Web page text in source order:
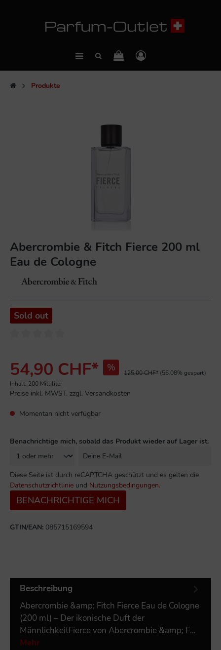
Produkte
Abercrombie & Fitch Fierce 200 ml
Eau de Cologne
Sold out
54,90 CHF* % 125,00 CHF* (56.08% gespart)
Inhalt: 200 Milliliter
Preise inkl. MWST. zzgl. Versandkosten
Momentan nicht verfügbar
Benachrichtige mich, sobald das Produkt wieder auf Lager ist.
Diese Seite ist durch reCAPTCHA geschützt und es gelten die
Datenschutzrichtlinie und Nutzungsbedingungen.
BENACHRICHTIGE MICH
GTIN/EAN: 085715169594
Beschreibung
Abercrombie &amp; Fitch Fierce Eau de Cologne
(200 ml) – Der ikonische Duft der
MännlichkeitFierce von Abercrombie &amp; F…
Mehr